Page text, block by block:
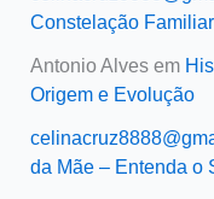
Constelação
Antonio Alvesem
Origem e Evolução
da Mãe – Entenda o